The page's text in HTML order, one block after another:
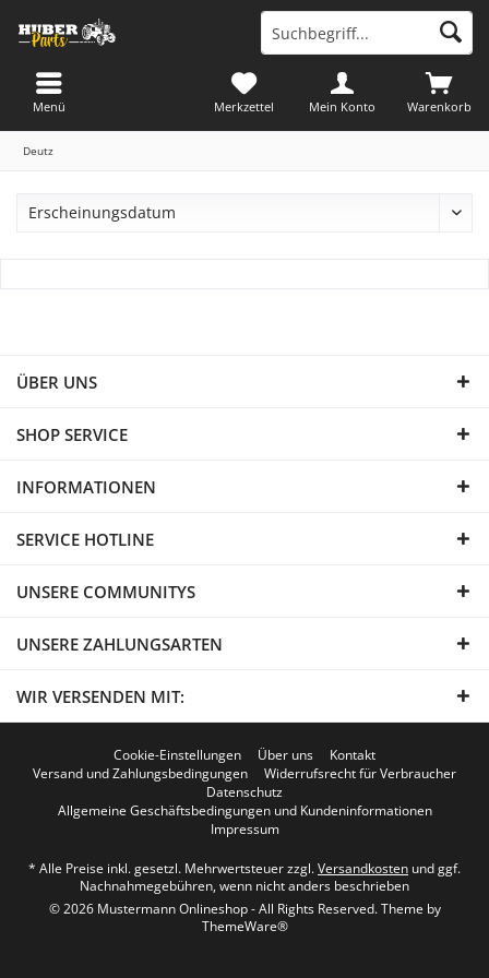
Warenkorb
Merkzettel Mein Konto
Menü
Deutz
ÜBER UNS
SHOP SERVICE
INFORMATIONEN
SERVICE HOTLINE
UNSERE COMMUNITYS
UNSERE ZAHLUNGSARTEN
WIR VERSENDEN MIT:
Cookie-Einstellungen Über uns
Kontakt
Versand und Zahlungsbedingungen
Widerrufsrecht für Verbraucher
Datenschutz
Allgemeine Geschäftsbedingungen und Kundeninformationen
Impressum
* Alle Preise inkl. gesetzl. Mehrwertsteuer zzgl.Versandkosten und ggf.
Nachnahmegebühren, wenn nicht anders beschrieben
© 2026 Mustermann Onlineshop - All Rights Reserved. Theme by
ThemeWare®